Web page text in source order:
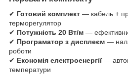
✔ Готовий комплект — кабель +
терморегулятор
✔ Потужність 20 Вт/м —
✔ Програматор з дисплеєм —
роботи
✔ Економія електроенергії—
температури